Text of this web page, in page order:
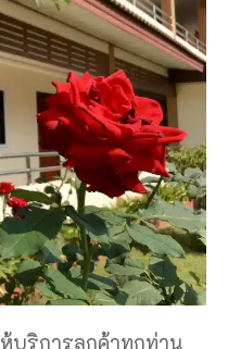
บริการลูกค้าทุกท่าน